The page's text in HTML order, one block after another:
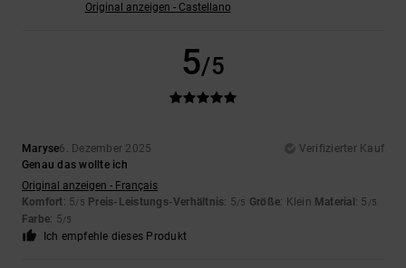
Original anzeigen - Castellano
5/5
Maryse6. Dezember 2025
Verifizierter Kauf
Genau das wollte ich
Original anzeigen - Français
Komfort: 5/5 Preis-Leistungs-Verhältnis: 5/5 Größe: Klein Material : 5 /5
Farbe: 5/5
Ich empfehle dieses Produkt